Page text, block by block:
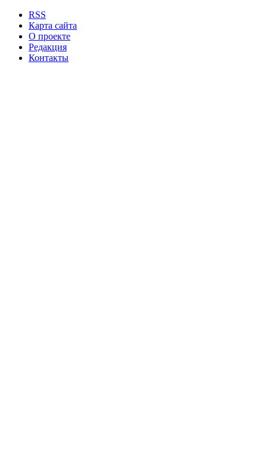
RSS
Карта сайта
О проекте
Редакция
Контакты